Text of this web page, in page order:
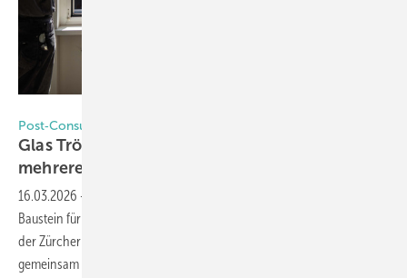
Post‑Consumer‑Glas – Projekt „Windows of Opportunities“
Glas Trösch: So werden aus 375 Fenstern
mehrere Tonnen
16.03.2026 -
Baustein für mehr Nachhaltigkeit in der Glasindustrie. Ein Pilotprojekt
der Zürcher Hochschule für Angewandte Wissenschaften (ZHAW)
gemeinsam mit Glas Trösch zeigt nun, wie sich ausgebautes Isolierglas